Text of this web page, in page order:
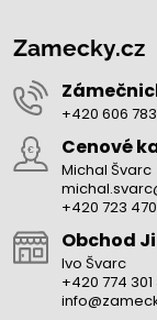
Zamecky.cz
+420 606
Cenové
Michal Švarc
+420 723
Obchod
Ivo Švarc
+420 774 301